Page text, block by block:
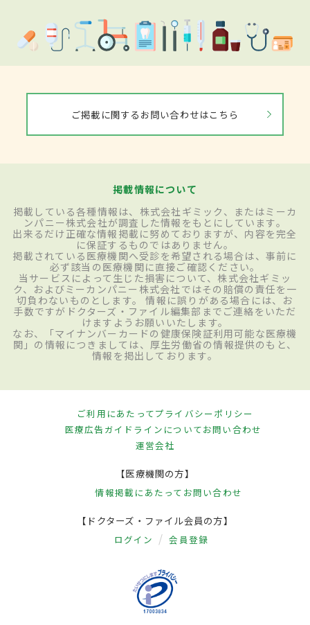
ご掲載に関するお問い合わせはこちら
掲載情報について
掲載している各種情報は、株式会社ギミック、またはミーカ
ンパニー株式会社が調査した情報をもとにしています。
出来るだけ正確な情報掲載に努めておりますが、内容を完全
に保証するものではありません。
掲載されている医療機関へ受診を希望される場合は、事前に
必ず該当の医療機関に直接ご確認ください。
当サービスによって生じた損害について、株式会社ギミッ
ク、およびミーカンパニー株式会社ではその賠償の責任を一
切負わないものとします。 情報に誤りがある場合には、お
手数ですがドクターズ・ファイル編集部までご連絡をいただ
けますようお願いいたします。
なお、「マイナンバーカードの健康保険証利用可能な医療機
関」の情報につきましては、厚生労働省の情報提供のもと、
情報を掲出しております。
ご利用にあたってプライバシーポリシー
医療広告ガイドラインについてお問い合わせ
運営会社
【医療機関の方】
情報掲載にあたって お問い合わせ
【ドクターズ・ファイル会員の方】
ログイン 会員登録